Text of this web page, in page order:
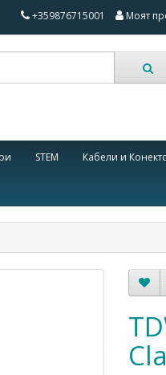
+359876715001 Моят
STEM Кабели и